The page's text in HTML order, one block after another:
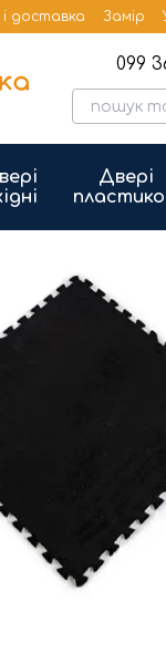
доставка Замір
099
Двері